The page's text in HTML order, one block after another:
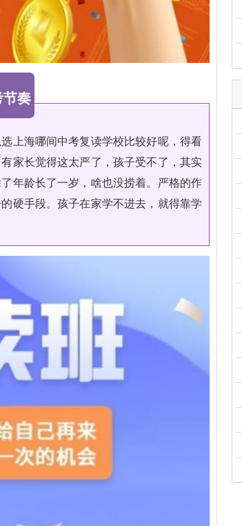
节奏
上海哪间中考复读学校比较好呢，得看
家长觉得这太严了，孩子受不了，其实
年龄长了一岁，啥也没捞着。严格的作
硬手段。孩子在家学不进去，就得靠学